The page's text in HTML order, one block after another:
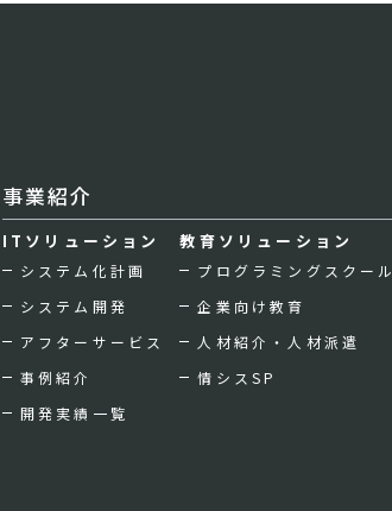
事業紹介
ITソリューション 教育ソリューション
システム化計画
プログラミングスクール
システム開発
企業向け教育
アフターサービス
人材紹介・人材派遣
事例紹介
情シスSP
開発実績一覧